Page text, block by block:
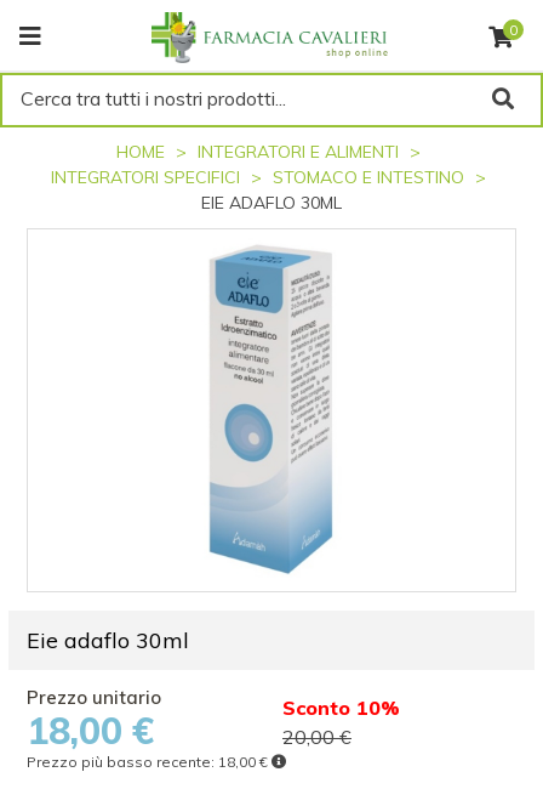
0
Cerca tra tutti i nostri prodotti...
HOME
INTEGRATORI E ALIMENTI
INTEGRATORI SPECIFICI
STOMACO E INTESTINO
EIE ADAFLO 30ML
Eie adaflo 30ml
18,00 €
Sconto 10%
20,00 €
Prezzo più basso recente: 18,00 €